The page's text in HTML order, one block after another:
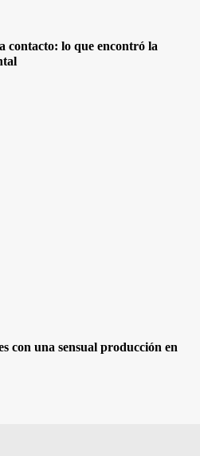
contacto: lo que encontró la
con una sensual producción en